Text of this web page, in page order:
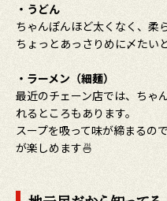
・うどん
ちゃんぽんほど太くなく、柔
ちょっとあっさりめに〆たい
・ラーメン（細麺）
最近のチェーン店では、ちゃ
れるところもあります。
スープを吸って味が締まるの
が楽しめます🍜